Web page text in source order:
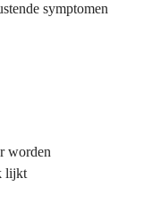
symptomen
worden
lijkt